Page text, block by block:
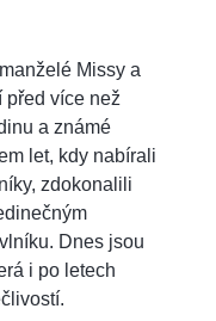
Missy a
před více než
a známé
let, kdy nabírali
zdokonalili
Dnes jsou
i po letech